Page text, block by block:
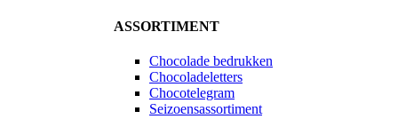
ASSORTIMENT
Chocolade bedrukken
Chocoladeletters
Chocotelegram
Seizoensassortiment